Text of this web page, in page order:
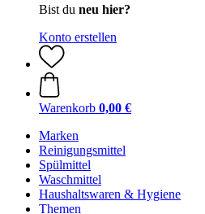
Bist du neu hier?
Konto erstellen
Warenkorb 0,00 €
Marken
Reinigungsmittel
Spülmittel
Waschmittel
Haushaltswaren & Hygiene
Themen